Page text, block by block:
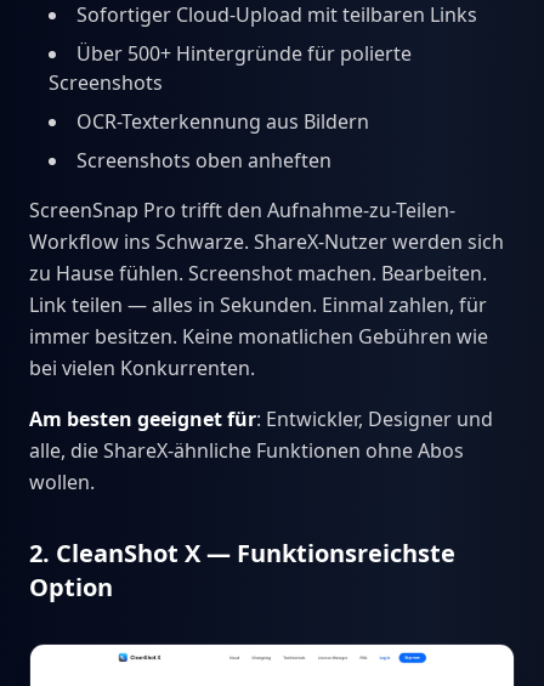
Sofortiger Cloud-Upload mit teilbaren Links
Über 500+ Hintergründe für polierte
Screenshots
OCR-Texterkennung aus Bildern
Screenshots oben anheften
ScreenSnap Pro trifft den Aufnahme-zu-Teilen-
Workflow ins Schwarze. ShareX-Nutzer werden sich
zu Hause fühlen. Screenshot machen. Bearbeiten.
Link teilen — alles in Sekunden. Einmal zahlen, für
immer besitzen. Keine monatlichen Gebühren wie
bei vielen Konkurrenten.
Am besten geeignet für: Entwickler, Designer und
alle, die ShareX-ähnliche Funktionen ohne Abos
wollen.
2. CleanShot X — Funktionsreichste
Option